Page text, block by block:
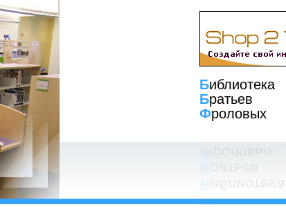
Библиотека
Братьев
Фроловых